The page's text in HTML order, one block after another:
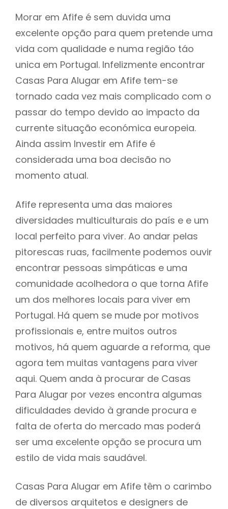
Morar em Afife é sem duvida uma
excelente opção para quem pretende uma
vida com qualidade e numa região táo
unica em Portugal. Infelizmente encontrar
Casas Para Alugar em Afife tem-se
tornado cada vez mais complicado com o
passar do tempo devido ao impacto da
currente situação económica europeia.
Ainda assim Investir em Afife é
considerada uma boa decisão no
momento atual.
Afife representa uma das maiores
diversidades multiculturais do país e e um
local perfeito para viver. Ao andar pelas
pitorescas ruas, facilmente podemos ouvir
encontrar pessoas simpáticas e uma
comunidade acolhedora o que torna Afife
um dos melhores locais para viver em
Portugal. Há quem se mude por motivos
profissionais e, entre muitos outros
motivos, há quem aguarde a reforma, que
agora tem muitas vantagens para viver
aqui. Quem anda à procurar de Casas
Para Alugar por vezes encontra algumas
dificuldades devido à grande procura e
falta de oferta do mercado mas poderá
ser uma excelente opção se procura um
estilo de vida mais saudável.
Casas Para Alugar em Afife têm o carimbo
de diversos arquitetos e designers de